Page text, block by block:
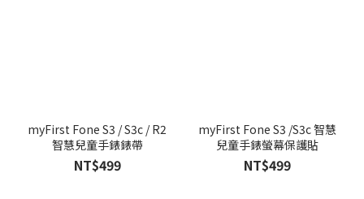
myFirst Fone S3 / S3c / R2
智慧兒童手錶錶帶
NT$499
myFirst Fone S3 /S3c 智慧
兒童手錶螢幕保護貼
NT$499